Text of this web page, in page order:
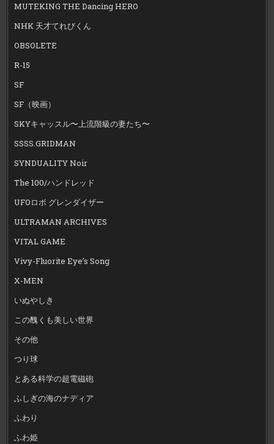
MUTEKING THE Dancing HERO
NHK 天才てれびくん
OBSOLETE
R-15
SF
SF（映画）
SKYキャッスル〜上流階級の妻たち〜
SSSS.GRIDMAN
SYNDUALITY Noir
The 100/ハンドレッド
UFOロボ グレンダイザー
ULTRAMAN ARCHIVES
VITAL GAME
Vivy-Fluorite Eye’s Song
X-MEN
いぬやしき
この醜くも美しい世界
その他
つり球
とある科学の超電磁砲
ふしぎの海のナディア
ふわり
ふわ姫